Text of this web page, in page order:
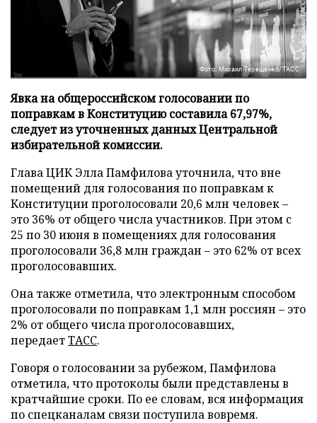
Фото: Михаил Терещенко/ТАСС
Явка на общероссийском голосовании по
поправкам в Конституцию составила 67,97%,
следует из уточненных данных Центральной
избирательной комиссии.
Глава ЦИК Элла Памфилова уточнила, что вне
помещений для голосования по поправкам к
Конституции проголосовали 20,6 млн человек –
это 36% от общего числа участников. При этом с
25 по 30 июня в помещениях для голосования
проголосовали 36,8 млн граждан – это 62% от всех
проголосовавших.
Она также отметила, что электронным способом
проголосовали по поправкам 1,1 млн россиян – это
2% от общего числа проголосовавших,
передаетТАСС.
Говоря о голосовании за рубежом, Памфилова
отметила, что протоколы были представлены в
кратчайшие сроки. По ее словам, вся информация
по спецканалам связи поступила вовремя.